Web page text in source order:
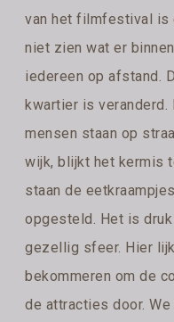
van het filmfestival is
niet zien wat er
iedereen op afstand.
kwartier is
mensen staan op
wijk, blijkt het kermis
staan de
opgesteld. Het is
gezellig sfeer. Hier
bekommeren om de
de attracties door.